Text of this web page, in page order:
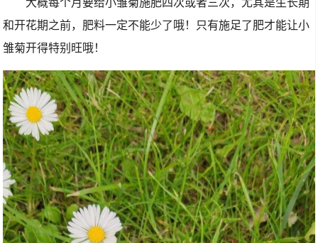
和开花期之前，肥料一定不能少了哦！只有施足了肥才能让小
雏菊开得特别旺哦！